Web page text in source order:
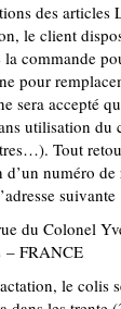
des articles
le client
commande
pour
sera accepté
utilisation du
Tout
numéro
suivante
du Colonel
– FRANCE
le colis